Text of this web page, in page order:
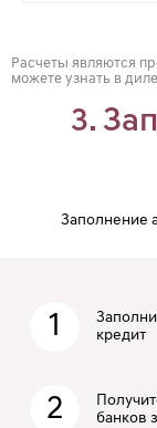
Расчеты являются
можете узнать в
3.
Заполнение
1
кредит
2
банков